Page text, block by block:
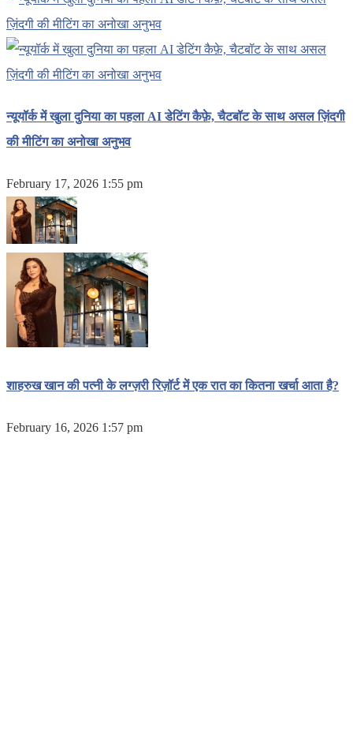
न्यूयॉर्क में खुला दुनिया का पहला AI डेटिंग कैफ़े, चैटबॉट के साथ असल ज़िंदगी
की मीटिंग का अनोखा अनुभव
February 17, 2026 1:55 pm
शाहरुख खान की पत्नी के लग्ज़री रिज़ॉर्ट में एक रात का कितना खर्चा आता है?
February 16, 2026 1:57 pm